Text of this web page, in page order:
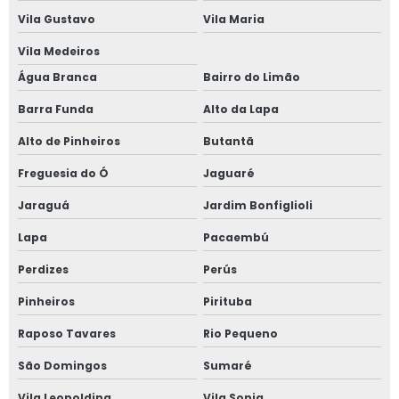
Treinamento plataforma elevatória articulada
Valor aluguel de plataforma elevatória
Valor de locação de plataforma elevatória
Plataforma tesoura aluguel valor
Plataforma tesoura 10m
Plataforma tesoura 10m preço
Plataforma tesoura 12m
Plataforma tesoura 12m preço
Vila Gustavo Vila Maria
Vila Medeiros
Água Branca
Bairro do Limão
Barra Funda Alto da Lapa
Alto de Pinheiros Butantã
Freguesia do Ó Jaguaré
Jaraguá Jardim Bonfiglioli
Lapa Pacaembú
Perdizes Perús
Pinheiros Pirituba
Raposo Tavares Rio Pequeno
São Domingos Sumaré